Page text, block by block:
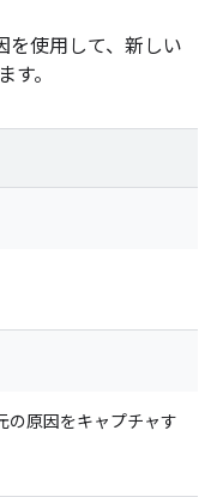
を使用して、新しい
。
原因をキャプチャす